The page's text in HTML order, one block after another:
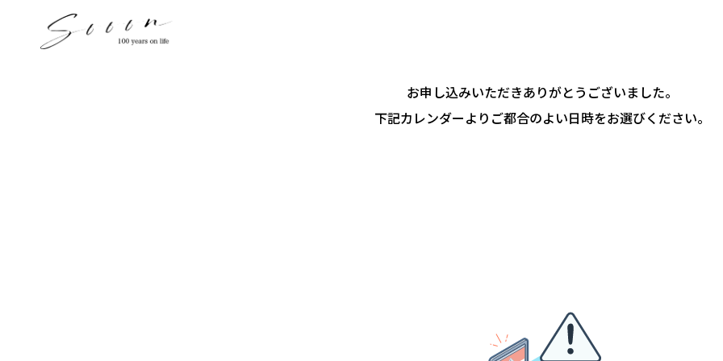
お申し込みいただきありがとうございました。
下記カレンダーよりご都合のよい日時をお選びください。